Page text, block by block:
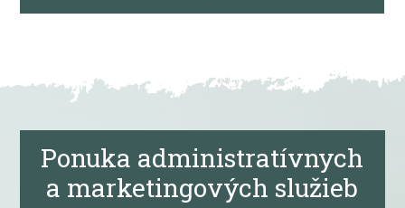
Ponuka administratívnych
a marketingových služieb